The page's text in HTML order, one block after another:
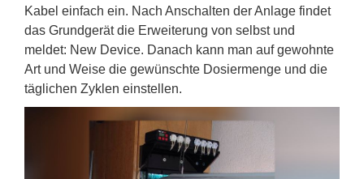
Kabel einfach ein. Nach Anschalten der Anlage findet
das Grundgerät die Erweiterung von selbst und
meldet: New Device. Danach kann man auf gewohnte
Art und Weise die gewünschte Dosiermenge und die
täglichen Zyklen einstellen.